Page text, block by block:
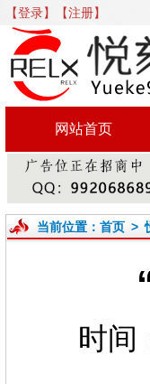
【登录】 【注册】
网站首页
当前位置： 首页>
时